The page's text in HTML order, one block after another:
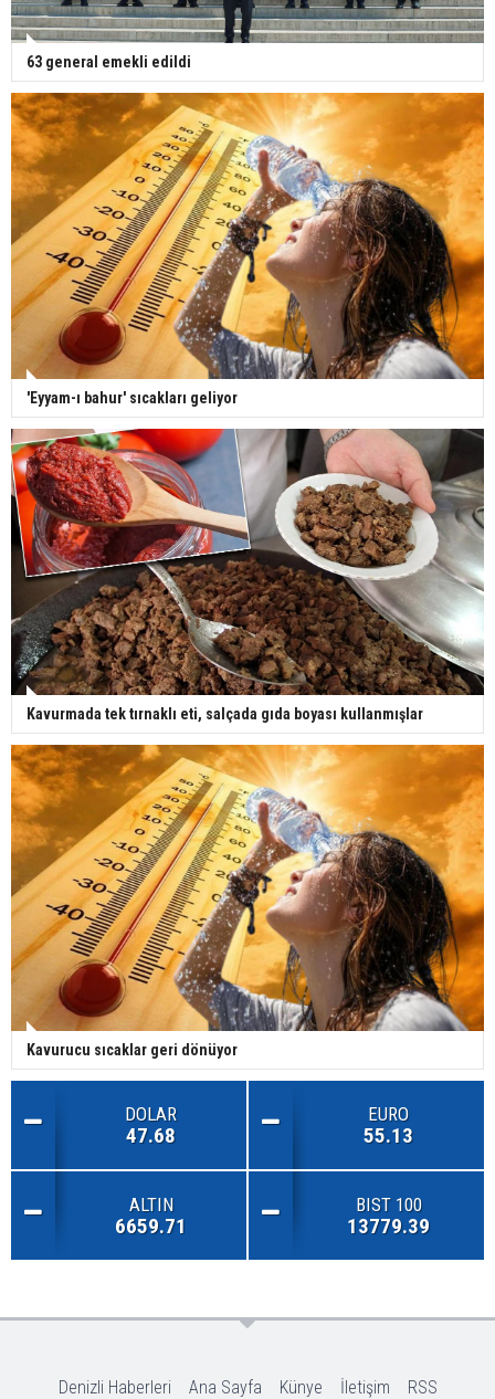
63 general emekli edildi
'Eyyam-ı bahur' sıcakları geliyor
Kavurmada tek tırnaklı eti, salçada gıda boyası kullanmışlar
Kavurucu sıcaklar geri dönüyor
DOLAR
47.68
EURO
55.13
ALTIN
6659.71
BIST 100
13779.39
Denizli Haberleri Ana Sayfa Künye İletişim RSS